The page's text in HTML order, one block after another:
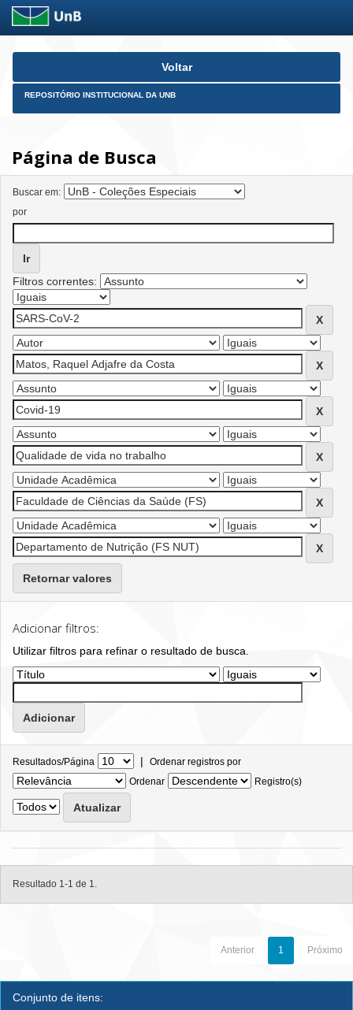
Skip
Voltar
REPOSITÓRIO INSTITUCIONAL DA UNB
Página de Busca
Buscar em:
por
Filtros correntes:
Retornar valores
Adicionar filtros:
Utilizar filtros para refinar o resultado de busca.
Resultados/Página | Ordenar registros por
Ordenar
Registro(s)
Resultado 1-1 de 1.
Anterior 1 Próximo
Conjunto de itens: